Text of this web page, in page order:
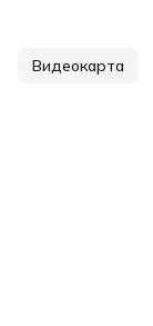
Видеокарта